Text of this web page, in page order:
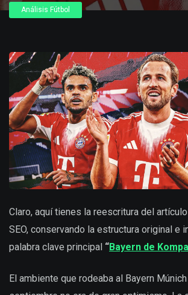
Análisis Fútbol
Claro, aquí tienes la reescritura del
SEO, conservando la estructura original e
palabra clave principal “Bayern de
El ambiente que rodeaba al Bayern